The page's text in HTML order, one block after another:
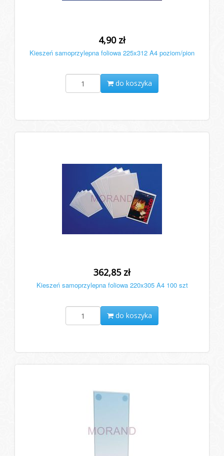
4,90 zł
Kieszeń samoprzylepna foliowa 225x312 A4 poziom/pion
do koszyka
362,85 zł
Kieszeń samoprzylepna foliowa 220x305 A4 100 szt
do koszyka